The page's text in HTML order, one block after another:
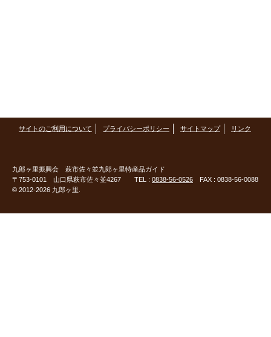
サイトのご利用について プライバシーポリシー サイトマップ リンク
九郎ヶ里振興会 萩市佐々並九郎ヶ里特産品ガイド
〒753-0101 山口県萩市佐々並4267 TEL : 0838-56-0526 FAX : 0838-56-0088
© 2012-2026 九郎ヶ里.